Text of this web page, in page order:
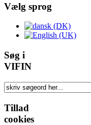
Vælg sprog
Søg i
VIFIN
Tillad
cookies